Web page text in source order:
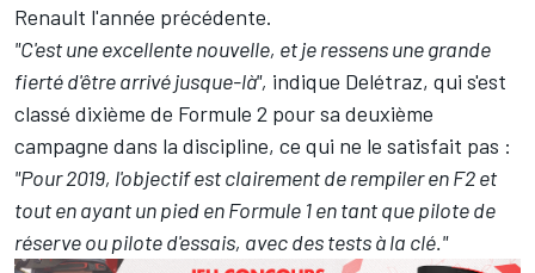
Renault l'année précédente.
"C'est une excellente nouvelle, et je ressens une grande
fierté d'être arrivé jusque-là", indique Delétraz, qui s'est
classé dixième de Formule 2 pour sa deuxième
campagne dans la discipline, ce qui ne le satisfait pas :
"Pour 2019, l'objectif est clairement de rempiler en F2 et
tout en ayant un pied en Formule 1 en tant que pilote de
réserve ou pilote d'essais, avec des tests à la clé."